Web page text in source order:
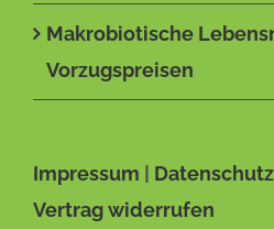
Makrobiotische
Vorzugspreisen
Impressum
Datenschutz
Vertrag widerrufen